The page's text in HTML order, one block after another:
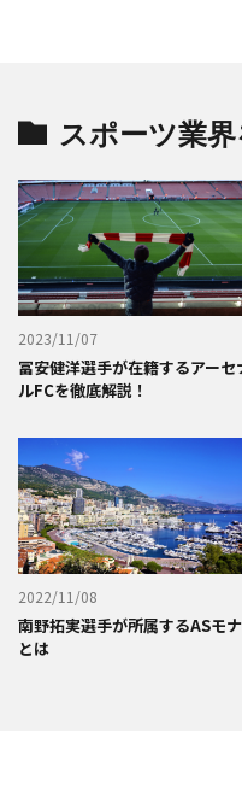
スポーツ業
2023/11/07
冨安健洋選手が在籍するアーセ
ルFCを徹底解説！
2022/11/08
南野拓実選手が所属するASモ
とは